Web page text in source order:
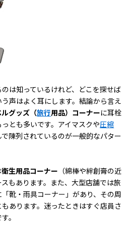
は知っているけれど、どこを探せば
声はよく耳にします。結論から言え
ルグッズ（旅行用品）コーナーに耳栓
とも多いです。アイマスクや圧縮
陳列されているのが一般的なパター
衛生用品コーナー （綿棒や絆創膏の近
もあります。また、大型店舗では旅
靴・雨具コーナー」があり、その周
あります。迷ったときはすぐ店員さ
。